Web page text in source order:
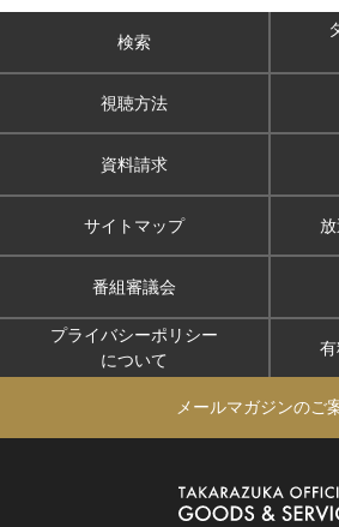
検索
視聴方法
資料請求
サイトマップ
番組審議会
プライバシーポリシー
について
メールマガジンのご